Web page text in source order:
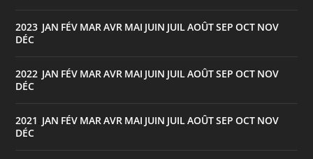
2023 JAN FÉV MARAVR MAI JUIN JUILAOÛTSEP OCT NOV
DÉC
2022 JAN FÉV MARAVR MAI JUIN JUILAOÛTSEP OCT NOV
DÉC
2021 JAN FÉV MARAVR MAI JUIN JUILAOÛTSEP OCT NOV
DÉC